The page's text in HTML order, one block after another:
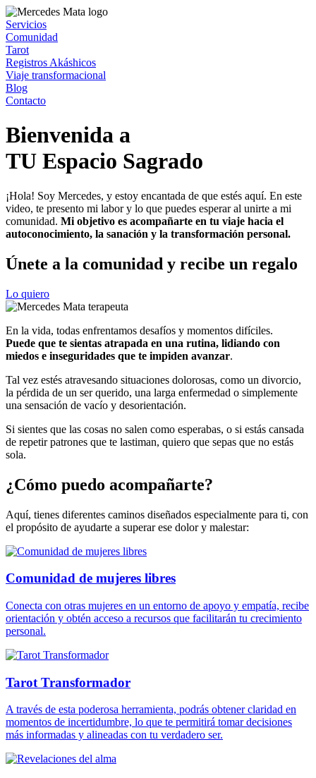
Servicios
Comunidad
Tarot
Registros Akáshicos
Viaje transformacional
Blog
Contacto
Bienvenida a
TU Espacio Sagrado
¡Hola! Soy Mercedes, y estoy encantada de que estés aquí. En este
video, te presento mi labor y lo que puedes esperar al unirte a mi
comunidad. Mi objetivo es acompañarte en tu viaje hacia el
autoconocimiento, la sanación y la transformación personal.
Únete a la comunidad y recibe un regalo
Lo quiero
En la vida, todas enfrentamos desafíos y momentos difíciles.
Puede que te sientas atrapada en una rutina, lidiando con
miedos e inseguridades que te impiden avanzar.
Tal vez estés atravesando situaciones dolorosas, como un divorcio,
la pérdida de un ser querido, una larga enfermedad o simplemente
una sensación de vacío y desorientación.
Si sientes que las cosas no salen como esperabas, o si estás cansada
de repetir patrones que te lastiman, quiero que sepas que no estás
sola.
¿Cómo puedo acompañarte?
Aquí, tienes diferentes caminos diseñados especialmente para ti, con
el propósito de ayudarte a superar ese dolor y malestar:
Comunidad de mujeres libres
Conecta con otras mujeres en un entorno de apoyo y empatía, recibe
orientación y obtén acceso a recursos que facilitarán tu crecimiento
personal.
Tarot Transformador
A través de esta poderosa herramienta, podrás obtener claridad en
momentos de incertidumbre, lo que te permitirá tomar decisiones
más informadas y alineadas con tu verdadero ser.